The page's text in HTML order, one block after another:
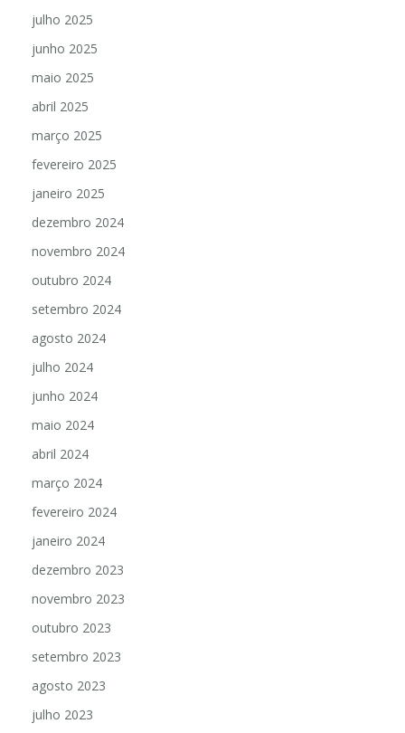
julho 2025
junho 2025
maio 2025
abril 2025
março 2025
fevereiro 2025
janeiro 2025
dezembro 2024
novembro 2024
outubro 2024
setembro 2024
agosto 2024
julho 2024
junho 2024
maio 2024
abril 2024
março 2024
fevereiro 2024
janeiro 2024
dezembro 2023
novembro 2023
outubro 2023
setembro 2023
agosto 2023
julho 2023